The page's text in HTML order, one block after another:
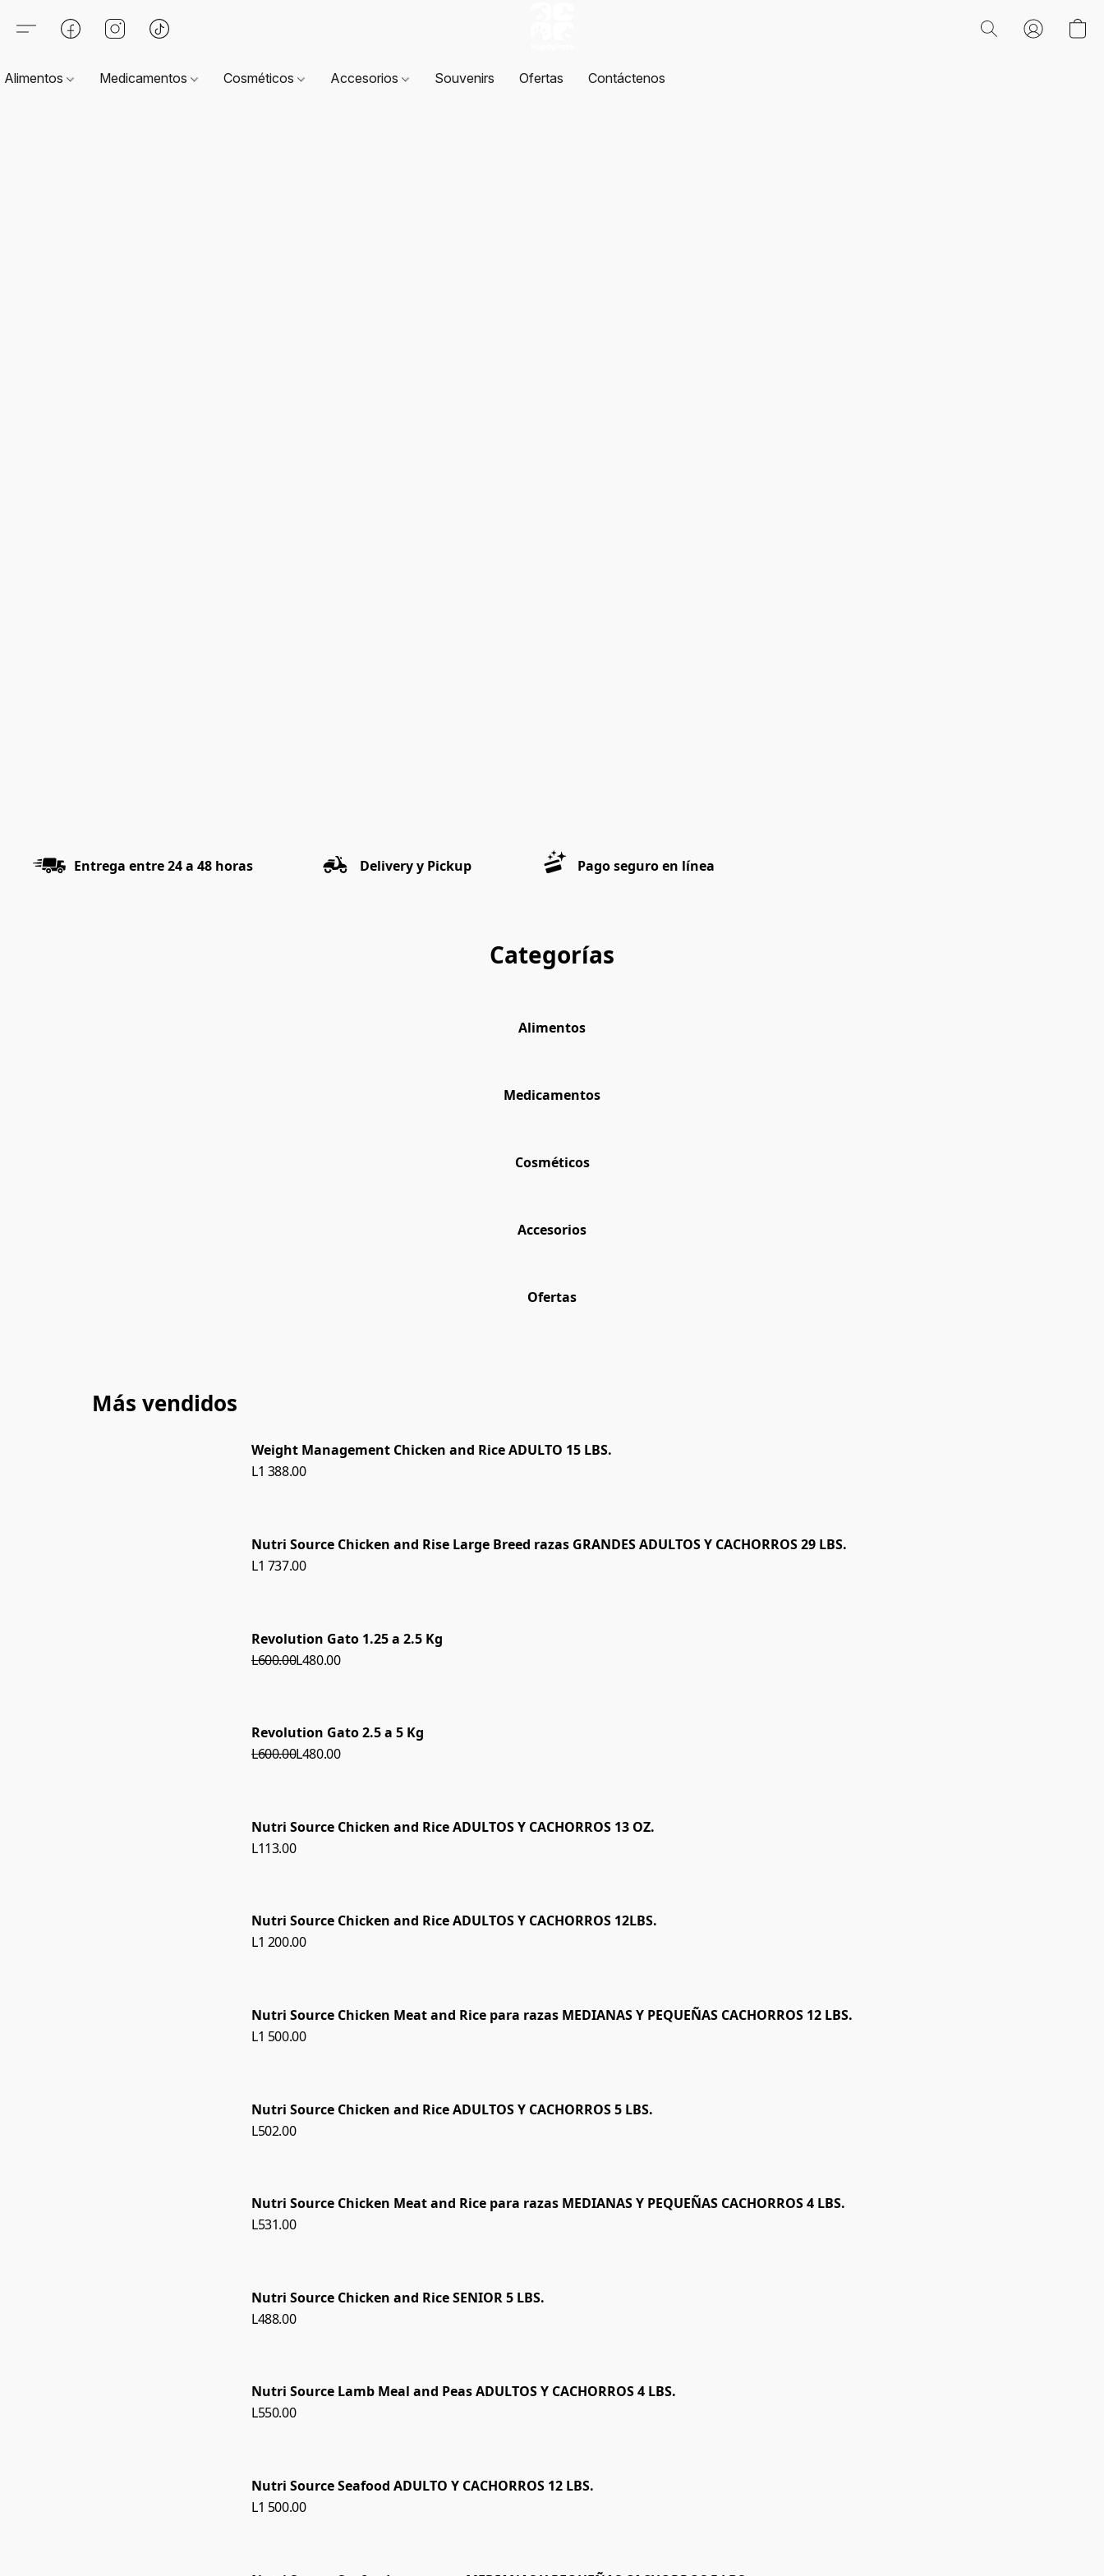
Alimentos Medicamentos Cosméticos Accesorios Souvenirs Ofertas Contáctenos
Entrega entre 24 a 48 horas Delivery y Pickup Pago seguro en línea
Categorías
Alimentos
Medicamentos
Cosméticos
Accesorios
Ofertas
Más vendidos
Weight Management Chicken and Rice ADULTO 15 LBS.
L1 388.00
Nutri Source Chicken and Rise Large Breed razas GRANDES ADULTOS Y CACHORROS 29 LBS.
L1 737.00
Revolution Gato 1.25 a 2.5 Kg
L600.00L480.00
Revolution Gato 2.5 a 5 Kg
L600.00L480.00
Nutri Source Chicken and Rice ADULTOS Y CACHORROS 13 OZ.
L113.00
Nutri Source Chicken and Rice ADULTOS Y CACHORROS 12LBS.
L1 200.00
Nutri Source Chicken Meat and Rice para razas MEDIANAS Y PEQUEÑAS CACHORROS 12 LBS.
L1 500.00
Nutri Source Chicken and Rice ADULTOS Y CACHORROS 5 LBS.
L502.00
Nutri Source Chicken Meat and Rice para razas MEDIANAS Y PEQUEÑAS CACHORROS 4 LBS.
L531.00
Nutri Source Chicken and Rice SENIOR 5 LBS.
L488.00
Nutri Source Lamb Meal and Peas ADULTOS Y CACHORROS 4 LBS.
L550.00
Nutri Source Seafood ADULTO Y CACHORROS 12 LBS.
L1 500.00